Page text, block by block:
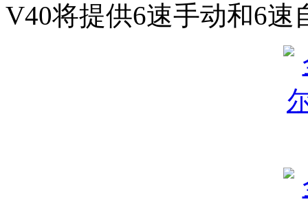
V40将提供6速手动和6速